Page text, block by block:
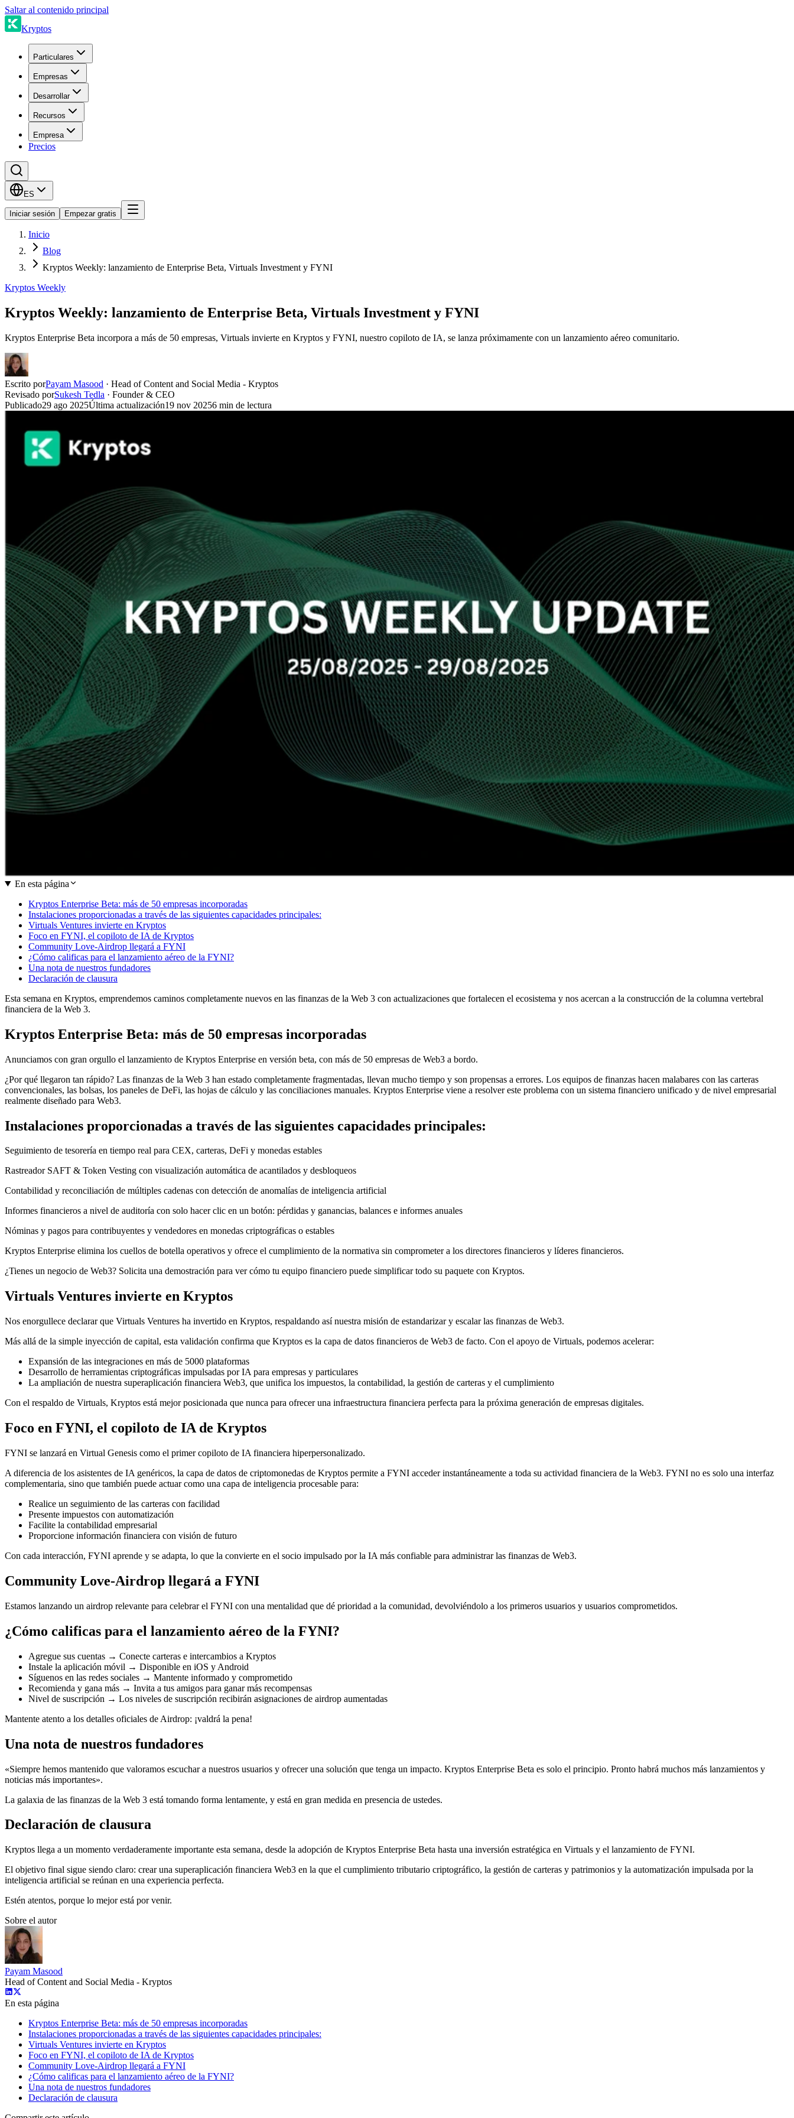
Saltar al contenido principal
Kryptos
Particulares
Empresas
Desarrollar
Recursos
Empresa
Precios
ES
Iniciar sesión Empezar gratis
Inicio
Blog
Kryptos Weekly: lanzamiento de Enterprise Beta, Virtuals Investment y FYNI
Kryptos Weekly
Kryptos Weekly: lanzamiento de Enterprise Beta, Virtuals Investment y FYNI
Kryptos Enterprise Beta incorpora a más de 50 empresas, Virtuals invierte en Kryptos y FYNI, nuestro copiloto de IA, se lanza próximamente con un lanzamiento aéreo comunitario.
Escrito porPayam Masood · Head of Content and Social Media - Kryptos
Revisado porSukesh Tedla · Founder & CEO
Publicado29 ago 2025Última actualización19 nov 20256 min de lectura
En esta página
Kryptos Enterprise Beta: más de 50 empresas incorporadas
Instalaciones proporcionadas a través de las siguientes capacidades principales:
Virtuals Ventures invierte en Kryptos
Foco en FYNI, el copiloto de IA de Kryptos
Community Love-Airdrop llegará a FYNI
¿Cómo calificas para el lanzamiento aéreo de la FYNI?
Una nota de nuestros fundadores
Declaración de clausura
Esta semana en Kryptos, emprendemos caminos completamente nuevos en las finanzas de la Web 3 con actualizaciones que fortalecen el ecosistema y nos acercan a la construcción de la columna vertebral
financiera de la Web 3.
Kryptos Enterprise Beta: más de 50 empresas incorporadas
Anunciamos con gran orgullo el lanzamiento de Kryptos Enterprise en versión beta, con más de 50 empresas de Web3 a bordo.
¿Por qué llegaron tan rápido? Las finanzas de la Web 3 han estado completamente fragmentadas, llevan mucho tiempo y son propensas a errores. Los equipos de finanzas hacen malabares con las carteras
convencionales, las bolsas, los paneles de DeFi, las hojas de cálculo y las conciliaciones manuales. Kryptos Enterprise viene a resolver este problema con un sistema financiero unificado y de nivel empresarial
realmente diseñado para Web3.
Instalaciones proporcionadas a través de las siguientes capacidades principales:
Seguimiento de tesorería en tiempo real para CEX, carteras, DeFi y monedas estables
Rastreador SAFT & Token Vesting con visualización automática de acantilados y desbloqueos
Contabilidad y reconciliación de múltiples cadenas con detección de anomalías de inteligencia artificial
Informes financieros a nivel de auditoría con solo hacer clic en un botón: pérdidas y ganancias, balances e informes anuales
Nóminas y pagos para contribuyentes y vendedores en monedas criptográficas o estables
Kryptos Enterprise elimina los cuellos de botella operativos y ofrece el cumplimiento de la normativa sin comprometer a los directores financieros y líderes financieros.
¿Tienes un negocio de Web3? Solicita una demostración para ver cómo tu equipo financiero puede simplificar todo su paquete con Kryptos.
Virtuals Ventures invierte en Kryptos
Nos enorgullece declarar que Virtuals Ventures ha invertido en Kryptos, respaldando así nuestra misión de estandarizar y escalar las finanzas de Web3.
Más allá de la simple inyección de capital, esta validación confirma que Kryptos es la capa de datos financieros de Web3 de facto. Con el apoyo de Virtuals, podemos acelerar:
Expansión de las integraciones en más de 5000 plataformas
Desarrollo de herramientas criptográficas impulsadas por IA para empresas y particulares
La ampliación de nuestra superaplicación financiera Web3, que unifica los impuestos, la contabilidad, la gestión de carteras y el cumplimiento
Con el respaldo de Virtuals, Kryptos está mejor posicionada que nunca para ofrecer una infraestructura financiera perfecta para la próxima generación de empresas digitales.
Foco en FYNI, el copiloto de IA de Kryptos
FYNI se lanzará en Virtual Genesis como el primer copiloto de IA financiera hiperpersonalizado.
A diferencia de los asistentes de IA genéricos, la capa de datos de criptomonedas de Kryptos permite a FYNI acceder instantáneamente a toda su actividad financiera de la Web3. FYNI no es solo una interfaz
complementaria, sino que también puede actuar como una capa de inteligencia procesable para:
Realice un seguimiento de las carteras con facilidad
Presente impuestos con automatización
Facilite la contabilidad empresarial
Proporcione información financiera con visión de futuro
Con cada interacción, FYNI aprende y se adapta, lo que la convierte en el socio impulsado por la IA más confiable para administrar las finanzas de Web3.
Community Love-Airdrop llegará a FYNI
Estamos lanzando un airdrop relevante para celebrar el FYNI con una mentalidad que dé prioridad a la comunidad, devolviéndolo a los primeros usuarios y usuarios comprometidos.
¿Cómo calificas para el lanzamiento aéreo de la FYNI?
Agregue sus cuentas → Conecte carteras e intercambios a Kryptos
Instale la aplicación móvil → Disponible en iOS y Android
Síguenos en las redes sociales → Mantente informado y comprometido
Recomienda y gana más → Invita a tus amigos para ganar más recompensas
Nivel de suscripción → Los niveles de suscripción recibirán asignaciones de airdrop aumentadas
Mantente atento a los detalles oficiales de Airdrop: ¡valdrá la pena!
Una nota de nuestros fundadores
«Siempre hemos mantenido que valoramos escuchar a nuestros usuarios y ofrecer una solución que tenga un impacto. Kryptos Enterprise Beta es solo el principio. Pronto habrá muchos más lanzamientos y
noticias más importantes».
La galaxia de las finanzas de la Web 3 está tomando forma lentamente, y está en gran medida en presencia de ustedes.
Declaración de clausura
Kryptos llega a un momento verdaderamente importante esta semana, desde la adopción de Kryptos Enterprise Beta hasta una inversión estratégica en Virtuals y el lanzamiento de FYNI.
El objetivo final sigue siendo claro: crear una superaplicación financiera Web3 en la que el cumplimiento tributario criptográfico, la gestión de carteras y patrimonios y la automatización impulsada por la
inteligencia artificial se reúnan en una experiencia perfecta.
Estén atentos, porque lo mejor está por venir.
Sobre el autor
Payam Masood
Head of Content and Social Media - Kryptos
En esta página
Kryptos Enterprise Beta: más de 50 empresas incorporadas
Instalaciones proporcionadas a través de las siguientes capacidades principales:
Virtuals Ventures invierte en Kryptos
Foco en FYNI, el copiloto de IA de Kryptos
Community Love-Airdrop llegará a FYNI
¿Cómo calificas para el lanzamiento aéreo de la FYNI?
Una nota de nuestros fundadores
Declaración de clausura